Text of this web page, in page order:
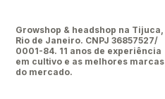
Growshop & headshop na Tijuca,
Rio de Janeiro. CNPJ 36857527/
0001-84. 11 anos de experiência
em cultivo e as melhores marcas
do mercado.